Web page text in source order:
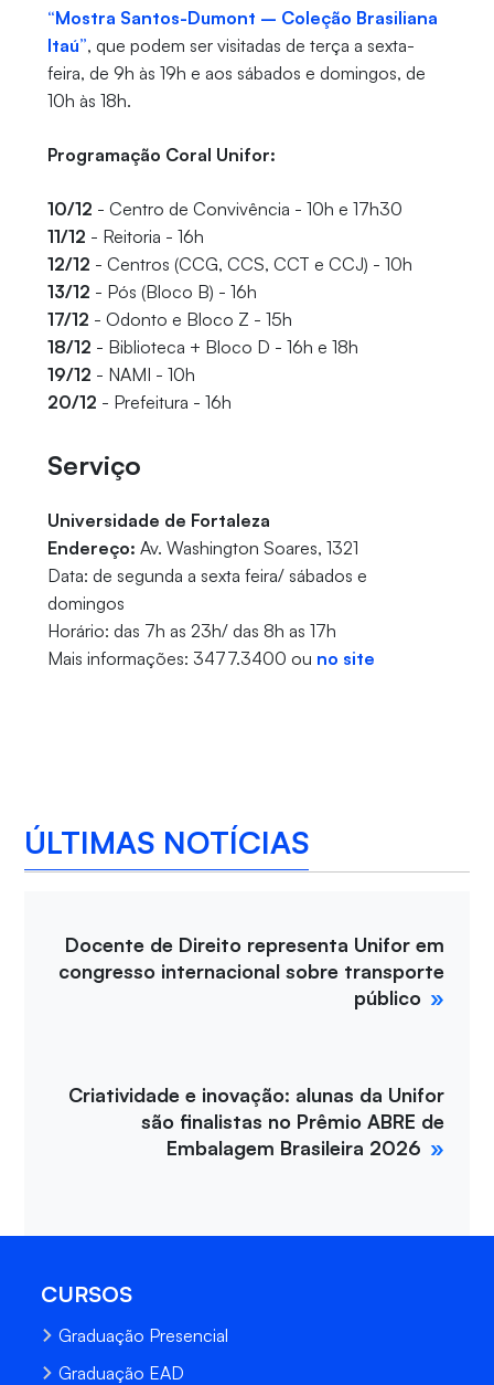
“Mostra Santos-Dumont – Coleção Brasiliana
Itaú”, que podem ser visitadas de terça a sexta-
feira, de 9h às 19h e aos sábados e domingos, de
10h às 18h.
Programação Coral Unifor:
10/12 - Centro de Convivência - 10h e 17h30
11/12 - Reitoria - 16h
12/12 - Centros (CCG, CCS, CCT e CCJ) - 10h
13/12 - Pós (Bloco B) - 16h
17/12 - Odonto e Bloco Z - 15h
18/12 - Biblioteca + Bloco D - 16h e 18h
19/12 - NAMI - 10h
20/12 - Prefeitura - 16h
Serviço
Universidade de Fortaleza
Endereço: Av. Washington Soares, 1321
Data: de segunda a sexta feira/ sábados e
domingos
Horário: das 7h as 23h/ das 8h as 17h
Mais informações: 3477.3400 ou no site
ÚLTIMAS NOTÍCIAS
Docente de Direito representa Unifor em
congresso internacional sobre transporte
público
Criatividade e inovação: alunas da Unifor
são finalistas no Prêmio ABRE de
Embalagem Brasileira 2026
CURSOS
Graduação Presencial
Graduação EAD